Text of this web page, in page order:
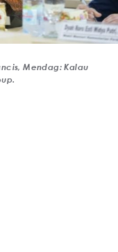
Mendag: Kalau